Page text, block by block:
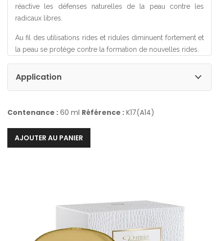
réactive les défenses naturelles de la peau contre les
radicaux libres.
Au fil des utilisations rides et ridules diminuent fortement et
la peau se protège contre la formation de nouvelles rides.
Application
Contenance : 60 ml Référence : K17(A14)
AJOUTER AU PANIER